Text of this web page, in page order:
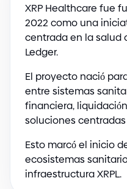
XRP Healthcare fue
2022 como una
centrada en la salud
Ledger.
El proyecto nació
entre sistemas
financiera,
soluciones
Esto marcó el inicio
ecosistemas
infraestructura XRPL.